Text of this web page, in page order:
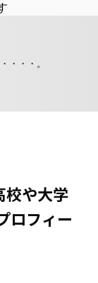
・・・。
校や大学
ロフィー